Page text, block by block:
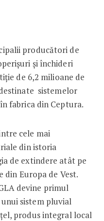
6,2 mil. de
producători de
și închideri
de 6,2 milioane de
sistemelor
fabrica din Ceptura.
cele mai
din istoria
de extindere atât pe
din Europa de Vest.
devine primul
sistem pluvial
produs integral local